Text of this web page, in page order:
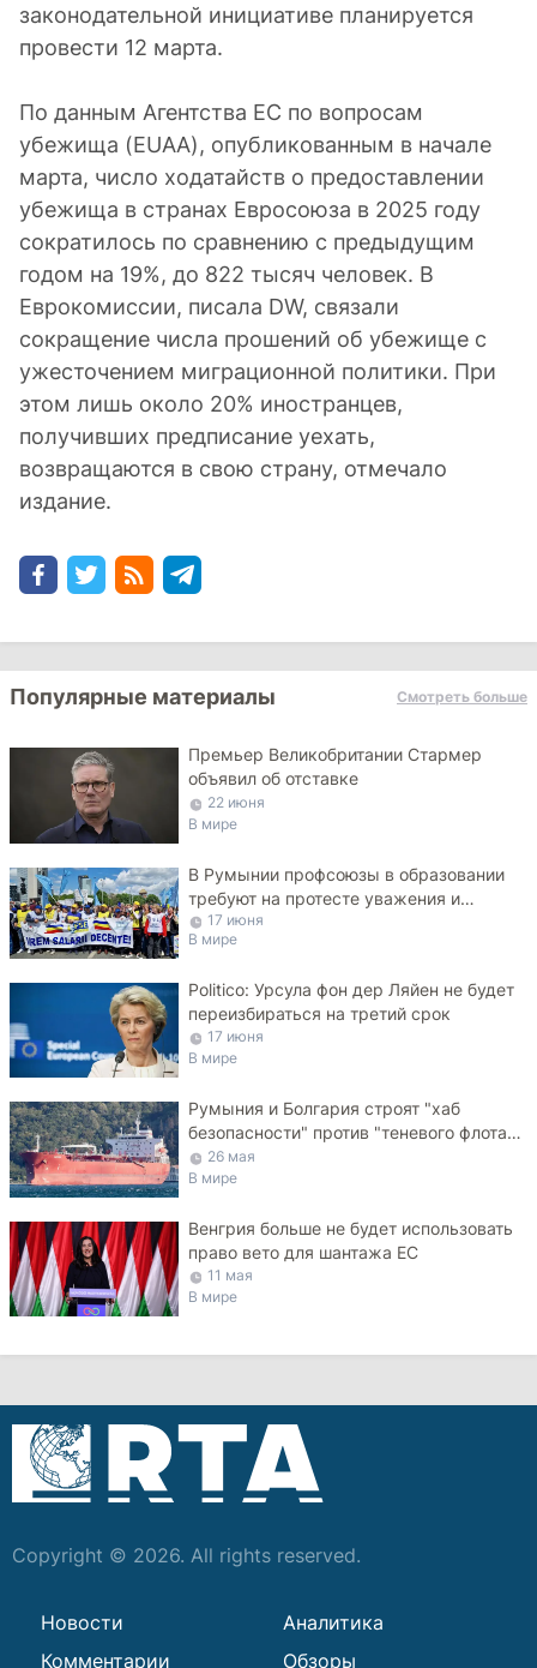
законодательной инициативе планируется
провести 12 марта.
По данным Агентства ЕС по вопросам
убежища (EUAA), опубликованным в начале
марта, число ходатайств о предоставлении
убежища в странах Евросоюза в 2025 году
сократилось по сравнению с предыдущим
годом на 19%, до 822 тысяч человек. В
Еврокомиссии, писала DW, связали
сокращение числа прошений об убежище с
ужесточением миграционной политики. При
этом лишь около 20% иностранцев,
получивших предписание уехать,
возвращаются в свою страну, отмечало
издание.
Популярные материалы Смотреть больше
Премьер Великобритании Стармер
объявил об отставке
22 июня
В мире
В Румынии профсоюзы в образовании
требуют на протесте уважения и
достойных зарплат
17 июня
В мире
Politico: Урсула фон дер Ляйен не будет
переизбираться на третий срок
17 июня
В мире
Румыния и Болгария строят "хаб
безопасности" против "теневого флота"
РФ в Черном море
26 мая
В мире
Венгрия больше не будет использовать
право вето для шантажа ЕС
11 мая
В мире
Copyright © 2026. All rights reserved.
Новости
Аналитика
Комментарии
Обзоры